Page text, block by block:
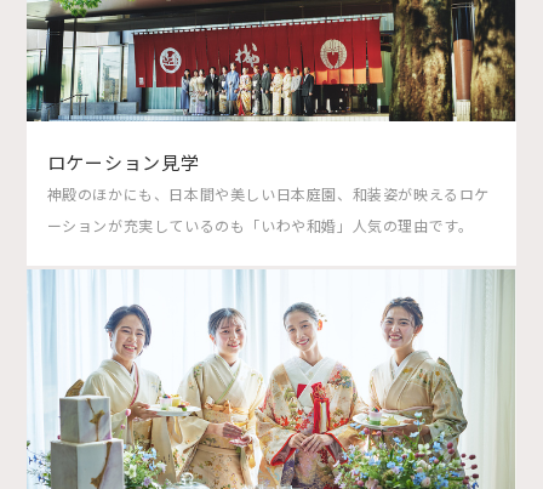
ロケーション見学
神殿のほかにも、日本間や美しい日本庭園、和装姿が映えるロケ
ーションが充実しているのも「いわや和婚」人気の理由です。